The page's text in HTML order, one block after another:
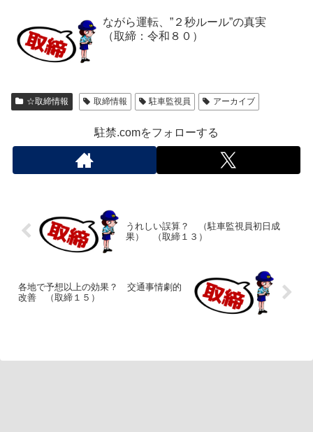
ながら運転、”２秒ルール”の真実
（取締：令和８０）
☆取締情報 取締情報 駐車監視員 アーカイブ
駐禁.comをフォローする
うれしい誤算？ （駐車監視員初日成
果） （取締１３）
各地で予想以上の効果？ 交通事情劇的
改善 （取締１５）